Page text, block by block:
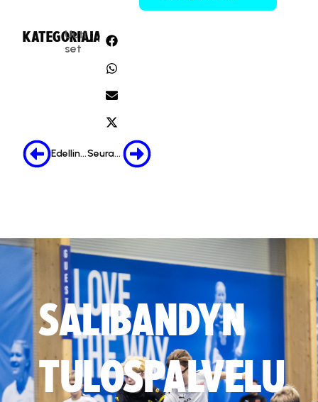
KATEGORIA:
Uuti
set
JAA:
Edellinen Seuraava
SALIBANDYN
TULOSPALVELU